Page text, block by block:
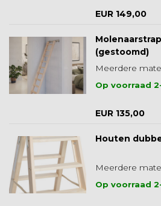
EUR 149,00
(gestoomd)
Meerdere
Op voorraad
EUR 135,00
Houten
Meerdere
Op voorraad